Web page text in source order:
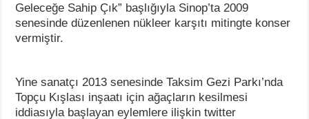
Geleceğe Sahip Çık” başlığıyla Sinop’ta 2009
senesinde düzenlenen nükleer karşıtı mitingte konser
vermiştir.
Yine sanatçı 2013 senesinde Taksim Gezi Parkı’nda
Topçu Kışlası inşaatı için ağaçların kesilmesi
iddiasıyla başlayan eylemlere ilişkin twitter